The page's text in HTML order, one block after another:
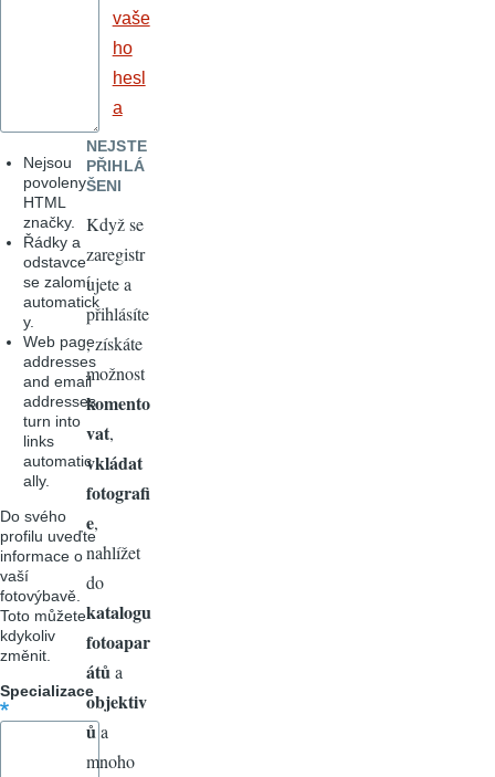
Nejsou
povoleny
HTML
značky.
Řádky a
odstavce
se zalomí
automatick
y.
Web page
addresses
and email
addresses
turn into
links
automatic
ally.
Do svého
profilu uveďte
informace o
vaší
fotovýbavě.
Toto můžete
kdykoliv
změnit.
Specializace
vaše
ho
hesl
a
NEJSTE
PŘIHLÁ
ŠENI
Když se
zaregistr
ujete a
přihlásíte
, získáte
možnost
komento
vat,
vkládat
fotografi
e,
nahlížet
do
katalogu
fotoapar
átů a
objektiv
ůa
mnoho